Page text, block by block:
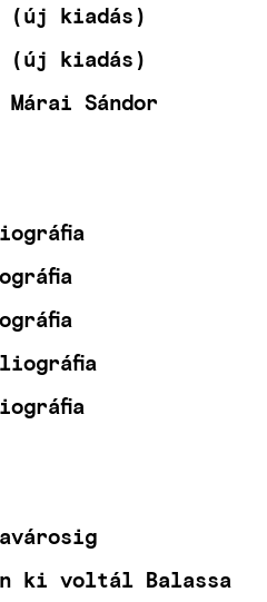
(új kiadás)
(új kiadás)
Sándor
ki voltál Balassa